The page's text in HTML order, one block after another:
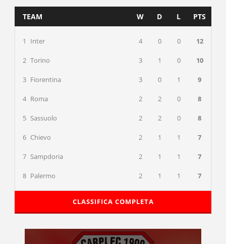
TEAM W D L PTS
1 Inter 4 0 0 12
2 Torino 3 1 0 10
3 Fiorentina 3 0 1 9
4 Roma 2 2 0 8
5 Sassuolo 2 2 0 8
6 Chievo 2 1 1 7
7 Sampdoria 2 1 1 7
8 Palermo 2 1 1 7
CLASSIFICA COMPLETA